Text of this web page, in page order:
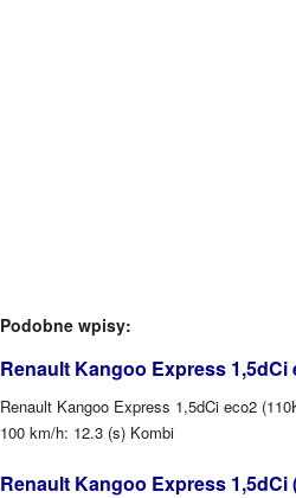
Podobne wpisy:
Renault Kangoo Express 1,5dCi
Renault Kangoo Express 1,5dCi eco2
100 km/h: 12.3 (s) Kombi
Renault Kangoo Express 1,5dCi